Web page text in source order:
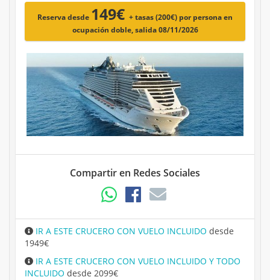
Reserva desde 149€ + tasas (200€) por persona en
ocupación doble, salida 08/11/2026
Compartir en Redes Sociales
IR A ESTE CRUCERO CON VUELO INCLUIDO desde
1949€
IR A ESTE CRUCERO CON VUELO INCLUIDO Y TODO
INCLUIDO desde 2099€